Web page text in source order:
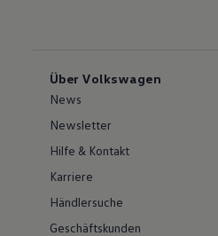
Über Volkswagen
News
Newsletter
Hilfe & Kontakt
Karriere
Händlersuche
Geschäftskunden